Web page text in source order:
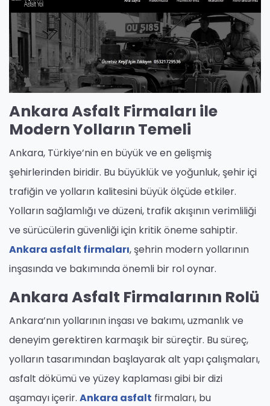
Ankara Asfalt Firmaları ile
Modern Yolların Temeli
Ankara, Türkiye’nin en büyük ve en gelişmiş
şehirlerinden biridir. Bu büyüklük ve yoğunluk, şehir içi
trafiğin ve yolların kalitesini büyük ölçüde etkiler.
Yolların sağlamlığı ve düzeni, trafik akışının verimliliği
ve sürücülerin güvenliği için kritik öneme sahiptir.
Ankara asfalt firmaları, şehrin modern yollarının
inşasında ve bakımında önemli bir rol oynar.
Ankara Asfalt Firmalarının Rolü
Ankara’nın yollarının inşası ve bakımı, uzmanlık ve
deneyim gerektiren karmaşık bir süreçtir. Bu süreç,
yolların tasarımından başlayarak alt yapı çalışmaları,
asfalt dökümü ve yüzey kaplaması gibi bir dizi
aşamayı içerir. Ankara asfalt firmaları, bu